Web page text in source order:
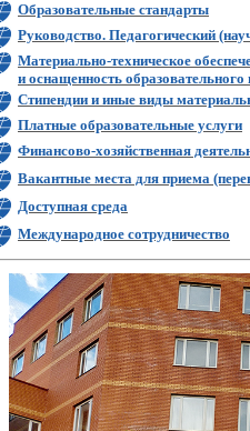
Образовательные стандарты
Руководство. Педагогический
Материально-техническое
и оснащенность образовательного
Стипендии и иные виды
Платные образовательные услуги
Финансово-хозяйственная
Вакантные места для приема
Доступная среда
Международное сотрудничество